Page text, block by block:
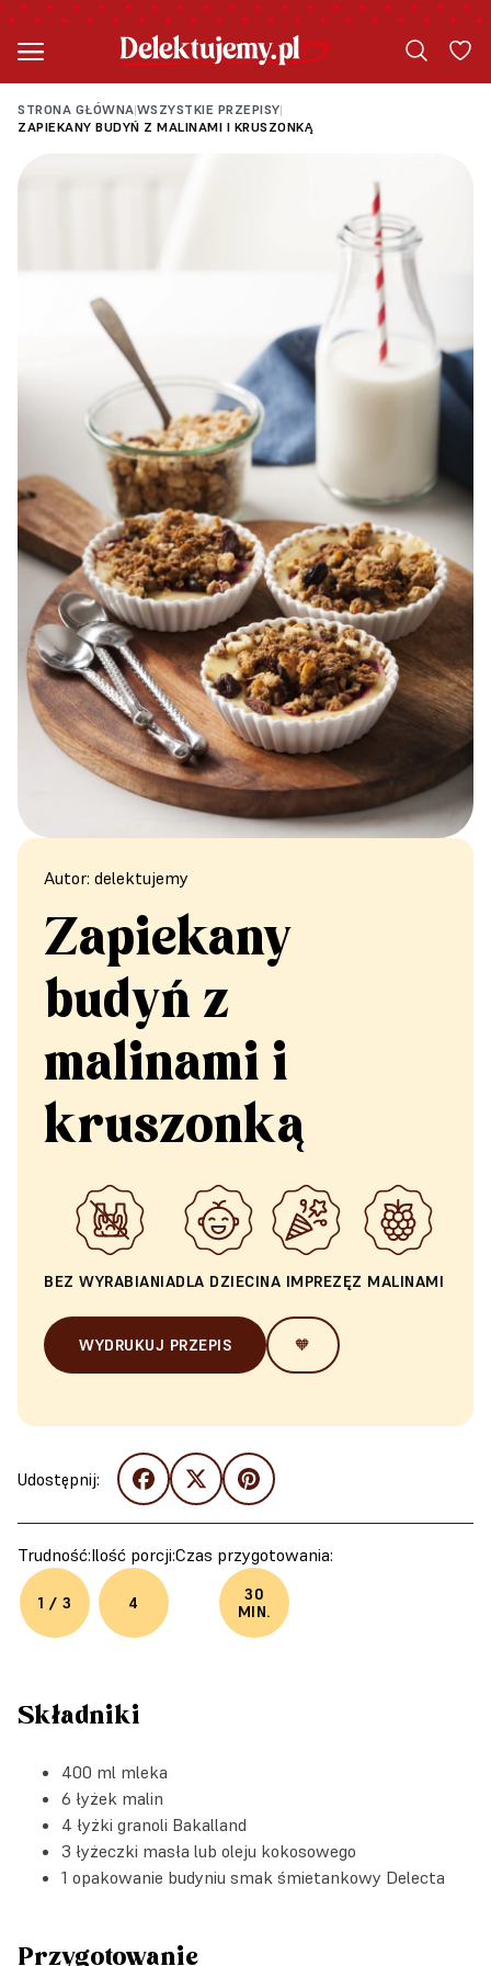
STRONA GŁÓWNA|WSZYSTKIE PRZEPISY|
ZAPIEKANY BUDYŃ Z MALINAMI I KRUSZONKĄ
Autor: delektujemy
Zapiekany
budyń z
malinami i
kruszonką
BEZ WYRABIANIADLA DZIECINA IMPREZĘZ MALINAMI
WYDRUKUJ PRZEPIS 🧡
Udostępnij:
Trudność:
1 / 3
Ilość porcji:
4
Czas przygotowania:
30
MIN.
Składniki
400 ml mleka
6 łyżek malin
4 łyżki granoli Bakalland
3 łyżeczki masła lub oleju kokosowego
1 opakowanie budyniu smak śmietankowy Delecta
Przygotowanie